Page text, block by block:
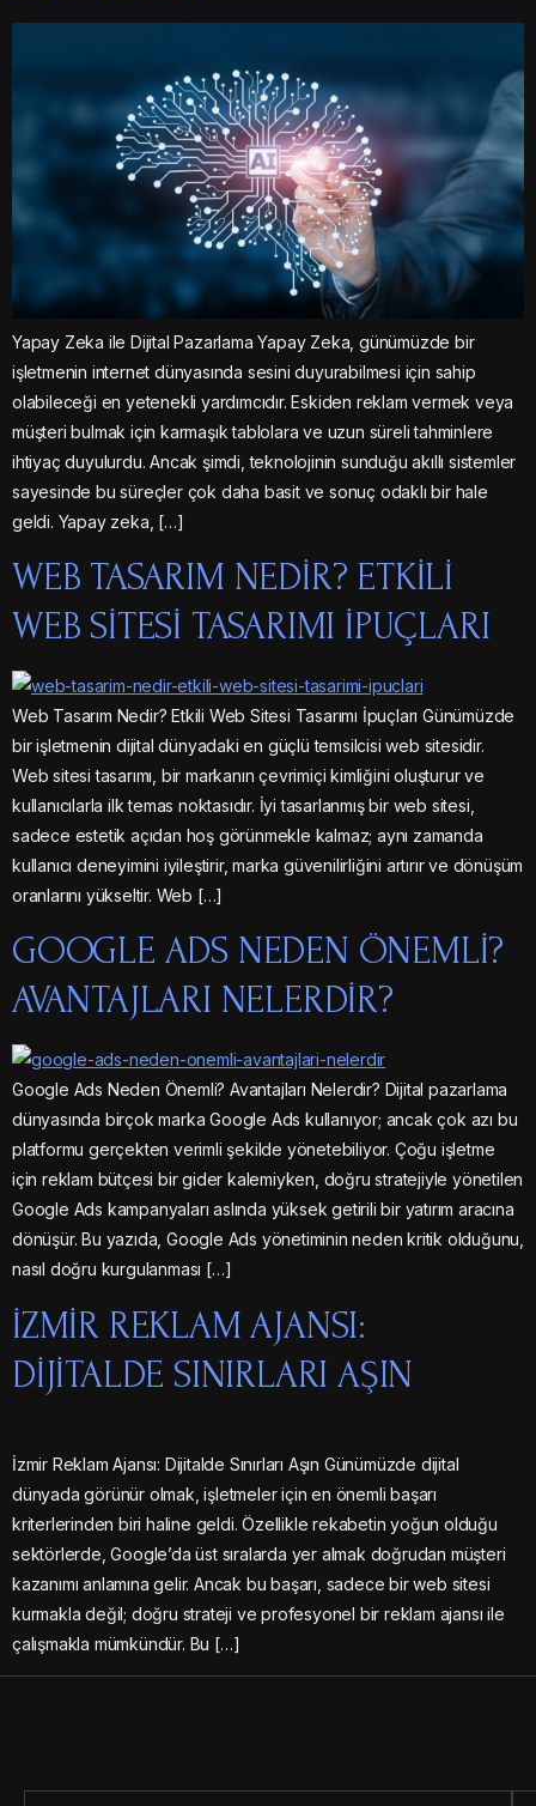
Yapay Zeka ile Dijital Pazarlama Yapay Zeka, günümüzde bir
işletmenin internet dünyasında sesini duyurabilmesi için sahip
olabileceği en yetenekli yardımcıdır. Eskiden reklam vermek veya
müşteri bulmak için karmaşık tablolara ve uzun süreli tahminlere
ihtiyaç duyulurdu. Ancak şimdi, teknolojinin sunduğu akıllı sistemler
sayesinde bu süreçler çok daha basit ve sonuç odaklı bir hale
geldi. Yapay zeka, […]
WEB TASARIM NEDIR? ETKILI
WEB SITESI TASARIMI İPUÇLARI
Web Tasarım Nedir? Etkili Web Sitesi Tasarımı İpuçları Günümüzde
bir işletmenin dijital dünyadaki en güçlü temsilcisi web sitesidir.
Web sitesi tasarımı, bir markanın çevrimiçi kimliğini oluşturur ve
kullanıcılarla ilk temas noktasıdır. İyi tasarlanmış bir web sitesi,
sadece estetik açıdan hoş görünmekle kalmaz; aynı zamanda
kullanıcı deneyimini iyileştirir, marka güvenilirliğini artırır ve dönüşüm
oranlarını yükseltir. Web […]
GOOGLE ADS NEDEN ÖNEMLI?
AVANTAJLARI NELERDIR?
Google Ads Neden Önemli? Avantajları Nelerdir? Dijital pazarlama
dünyasında birçok marka Google Ads kullanıyor; ancak çok azı bu
platformu gerçekten verimli şekilde yönetebiliyor. Çoğu işletme
için reklam bütçesi bir gider kalemiyken, doğru stratejiyle yönetilen
Google Ads kampanyaları aslında yüksek getirili bir yatırım aracına
dönüşür. Bu yazıda, Google Ads yönetiminin neden kritik olduğunu,
nasıl doğru kurgulanması […]
İZMIR REKLAM AJANSI:
DIJITALDE SINIRLARI AŞIN
İzmir Reklam Ajansı: Dijitalde Sınırları Aşın Günümüzde dijital
dünyada görünür olmak, işletmeler için en önemli başarı
kriterlerinden biri haline geldi. Özellikle rekabetin yoğun olduğu
sektörlerde, Google’da üst sıralarda yer almak doğrudan müşteri
kazanımı anlamına gelir. Ancak bu başarı, sadece bir web sitesi
kurmakla değil; doğru strateji ve profesyonel bir reklam ajansı ile
çalışmakla mümkündür. Bu […]